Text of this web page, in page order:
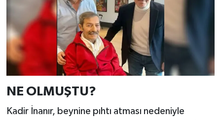
NE OLMUŞTU?
Kadir İnanır, beynine pıhtı atması nedeniyle